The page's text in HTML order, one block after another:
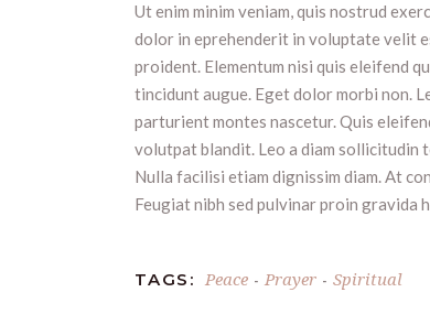
Ut enim minim veniam, quis nostrud
dolor in eprehenderit in voluptate velit
proident. Elementum nisi quis eleifend
tincidunt augue. Eget dolor morbi non.
parturient montes nascetur. Quis
volutpat blandit. Leo a diam sollicitudin
Nulla facilisi etiam dignissim diam. At
Feugiat nibh sed pulvinar proin gravida
TAGS: Peace - Prayer - Spiritual